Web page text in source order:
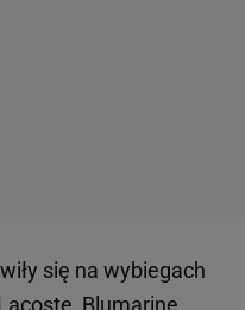
się na wybiegach
Blumarine,